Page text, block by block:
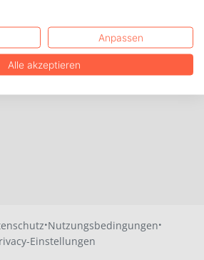
·Nutzungsbedingungen·
Einstellungen
Anpassen
Alle akzeptieren